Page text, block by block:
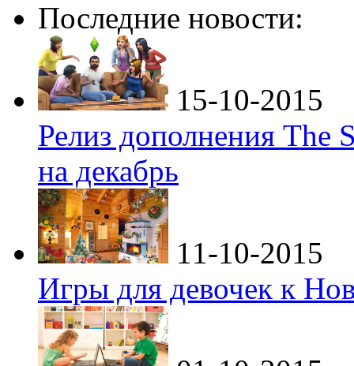
Последние новости:
15-10-2015
Релиз дополнения The
на декабрь
11-10-2015
Игры для девочек к